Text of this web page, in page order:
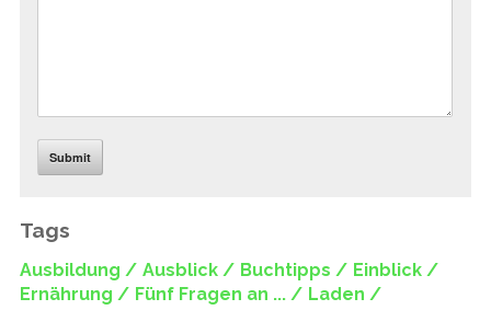
Submit
Tags
Ausbildung / Ausblick / Buchtipps / Einblick /
Ernährung / Fünf Fragen an ... / Laden /